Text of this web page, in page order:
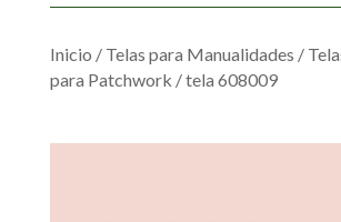
Inicio / Telas para Manualidades /
para Patchwork / tela 608009